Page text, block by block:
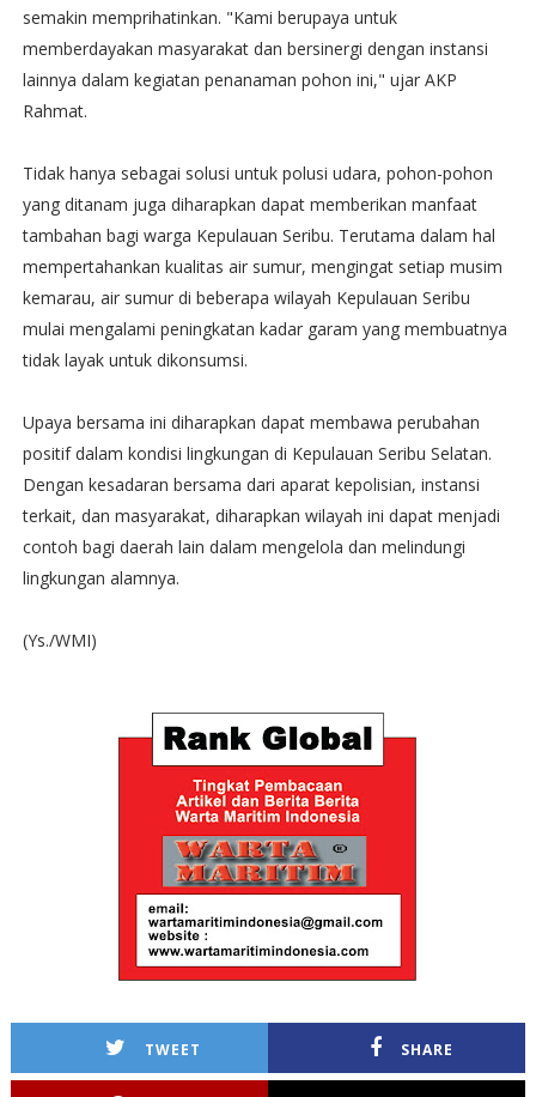
semakin memprihatinkan. "Kami berupaya untuk
memberdayakan masyarakat dan bersinergi dengan instansi
lainnya dalam kegiatan penanaman pohon ini," ujar AKP
Rahmat.
Tidak hanya sebagai solusi untuk polusi udara, pohon-pohon
yang ditanam juga diharapkan dapat memberikan manfaat
tambahan bagi warga Kepulauan Seribu. Terutama dalam hal
mempertahankan kualitas air sumur, mengingat setiap musim
kemarau, air sumur di beberapa wilayah Kepulauan Seribu
mulai mengalami peningkatan kadar garam yang membuatnya
tidak layak untuk dikonsumsi.
Upaya bersama ini diharapkan dapat membawa perubahan
positif dalam kondisi lingkungan di Kepulauan Seribu Selatan.
Dengan kesadaran bersama dari aparat kepolisian, instansi
terkait, dan masyarakat, diharapkan wilayah ini dapat menjadi
contoh bagi daerah lain dalam mengelola dan melindungi
lingkungan alamnya.
(Ys./WMI)
TWEET SHARE